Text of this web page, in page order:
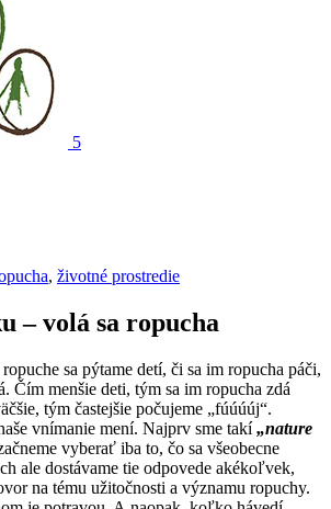
5
, životné prostredie
– volá sa ropucha
sa pýtame detí, či sa im ropucha páči,
Čím menšie deti, tým sa im ropucha zdá
tým častejšie počujeme „fúúúúj“.
vnímanie mení. Najprv sme takí„nature
vyberať iba to, čo sa všeobecne
ale dostávame tie odpovede akékoľvek,
na tému užitočnosti a významu ropuchy.